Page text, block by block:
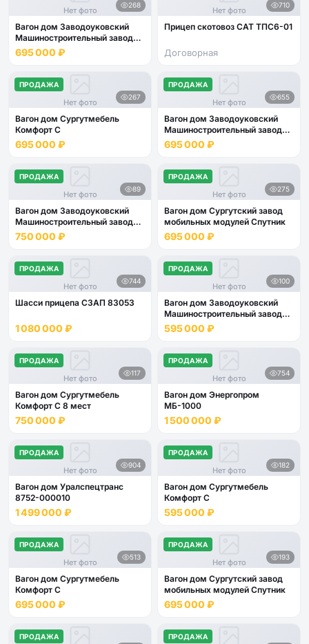
268
Нет фото
Вагон дом Заводоуковский
Машиностроительный завод
Кедр 4 места
695 000 ₽
710
Нет фото
Прицеп скотовоз САТ ТПС6-01
Договорная
ПРОДАЖА
267
Нет фото
Вагон дом Сургутмебель
Комфорт С
695 000 ₽
ПРОДАЖА
655
Нет фото
Вагон дом Заводоуковский
Машиностроительный завод
Кедр 4 места
695 000 ₽
ПРОДАЖА
89
Нет фото
Вагон дом Заводоуковский
Машиностроительный завод
Кедр 4 места
750 000 ₽
ПРОДАЖА
275
Нет фото
Вагон дом Сургутский завод
мобильных модулей Спутник
695 000 ₽
ПРОДАЖА
744
Нет фото
Шасси прицепа СЗАП 83053
1 080 000 ₽
ПРОДАЖА
100
Нет фото
Вагон дом Заводоуковский
Машиностроительный завод
Кедр 4 места
595 000 ₽
ПРОДАЖА
117
Нет фото
Вагон дом Сургутмебель
Комфорт С 8 мест
750 000 ₽
ПРОДАЖА
754
Нет фото
Вагон дом Энергопром
МБ-1000
1 500 000 ₽
ПРОДАЖА
904
Нет фото
Вагон дом Уралспецтранс
8752-000010
1 499 000 ₽
ПРОДАЖА
182
Нет фото
Вагон дом Сургутмебель
Комфорт С
595 000 ₽
ПРОДАЖА
513
Нет фото
Вагон дом Сургутмебель
Комфорт С
695 000 ₽
ПРОДАЖА
193
Нет фото
Вагон дом Сургутский завод
мобильных модулей Спутник
695 000 ₽
ПРОДАЖА
ПРОДАЖА